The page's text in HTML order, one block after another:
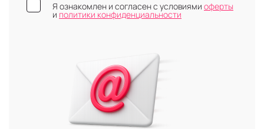
Я ознакомлен и согласен с условиями оферты
и политики конфиденциальности